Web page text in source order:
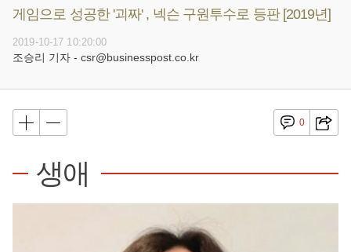
게임으로 성공한 '괴짜' , 넥슨 구원투수로 등판 [2019년]
2019-10-17 10:20:00
조승리 기자 - csr@businesspost.co.kr
0
생애